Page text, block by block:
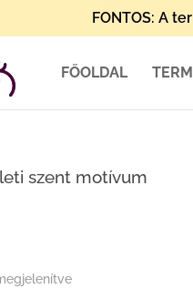
FONTOS: A
FŐOLDAL
szent motívum
Sorted